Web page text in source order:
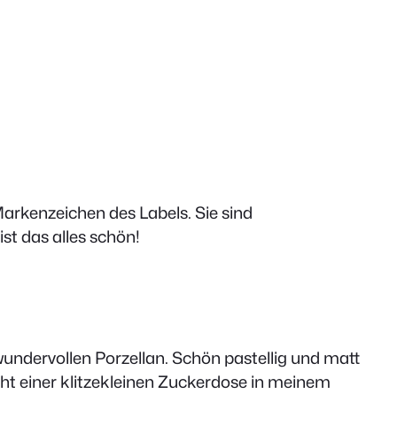
des Labels. Sie sind
das alles schön!
Porzellan. Schön pastellig und matt
einer klitzekleinen Zuckerdose in meinem